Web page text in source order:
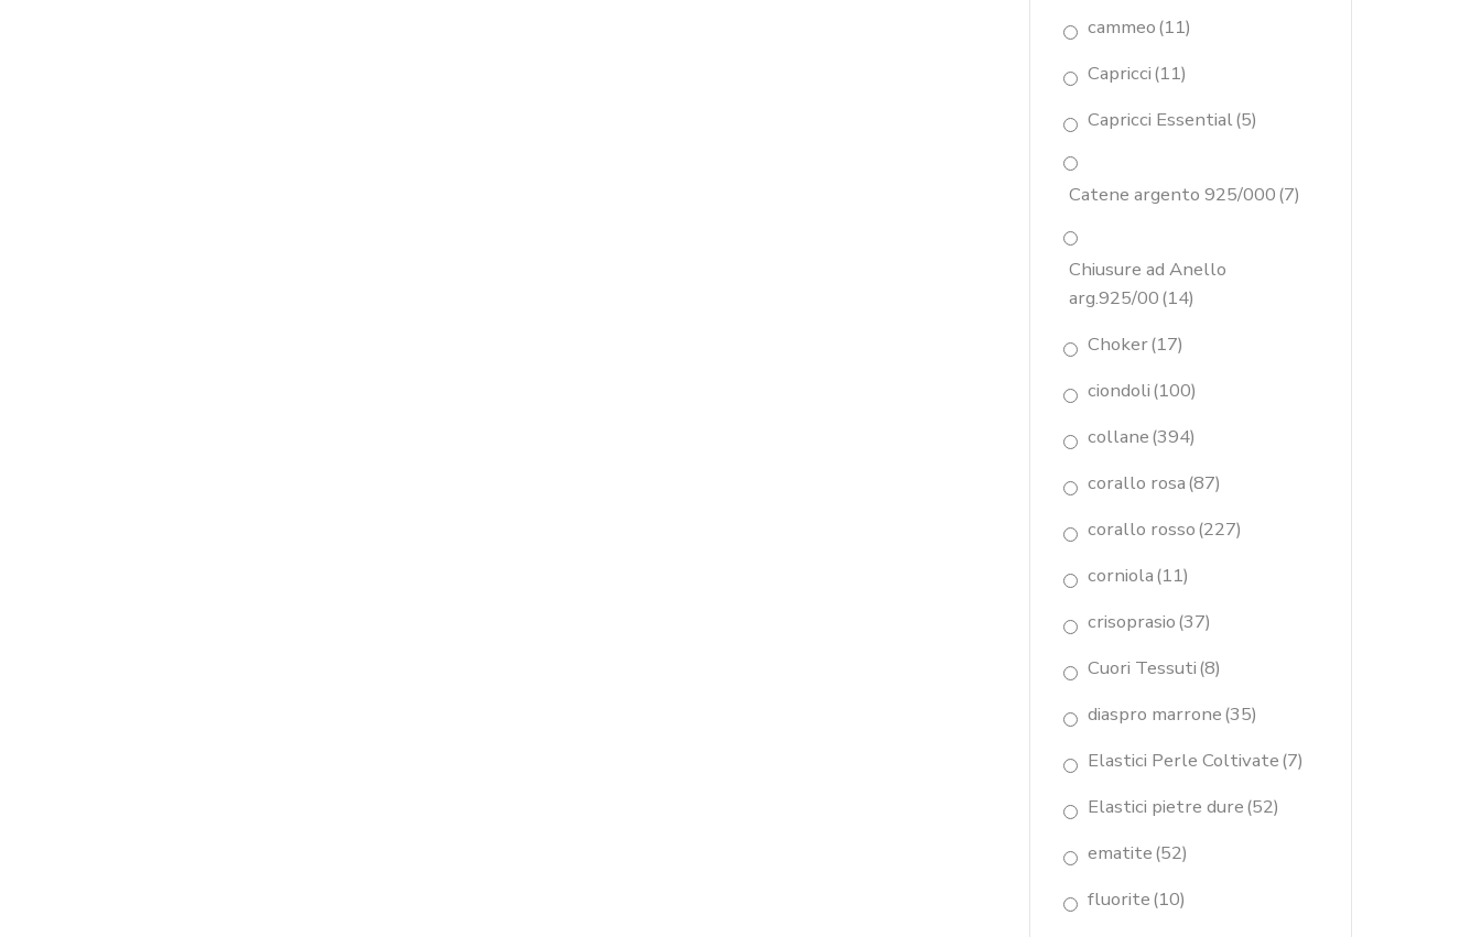
cammeo(11)
Capricci(11)
Capricci Essential(5)
Catene argento 925/000(7)
Chiusure ad Anello
arg.925/00(14)
Choker(17)
ciondoli(100)
collane(394)
corallo rosa(87)
corallo rosso(227)
corniola(11)
crisoprasio(37)
Cuori Tessuti(8)
diaspro marrone(35)
Elastici Perle Coltivate(7)
Elastici pietre dure(52)
ematite(52)
fluorite(10)